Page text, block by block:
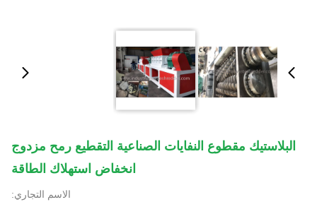
البلاستيك مقطوع النفايات الصناعية التقطيع رمح مزدوج
انخفاض استهلاك الطاقة
الاسم التجاري: